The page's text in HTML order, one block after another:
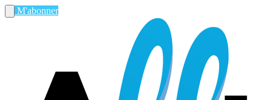
M'abonner